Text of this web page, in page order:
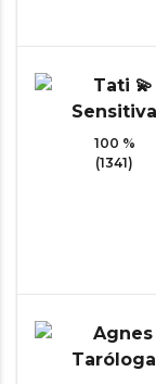
100 %
(1341)